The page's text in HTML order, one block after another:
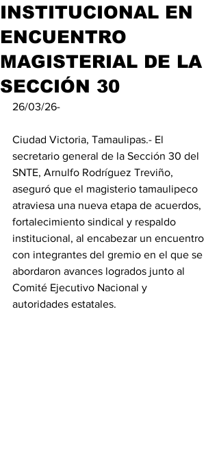
INSTITUCIONAL EN
ENCUENTRO
MAGISTERIAL DE LA
SECCIÓN 30
26/03/26-
Ciudad Victoria, Tamaulipas.- El
secretario general de la Sección 30 del
SNTE, Arnulfo Rodríguez Treviño,
aseguró que el magisterio tamaulipeco
atraviesa una nueva etapa de acuerdos,
fortalecimiento sindical y respaldo
institucional, al encabezar un encuentro
con integrantes del gremio en el que se
abordaron avances logrados junto al
Comité Ejecutivo Nacional y
autoridades estatales.